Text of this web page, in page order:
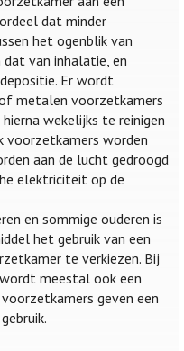
dat minder
het ogenblik van
van inhalatie, en
Er wordt
metalen voorzetkamers
wekelijks te reinigen
worden
aan de lucht gedroogd
elektriciteit op de
en sommige ouderen is
het gebruik van een
te verkiezen. Bij
meestal ook een
geven een